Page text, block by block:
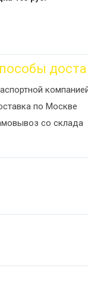
по Москве
со склада